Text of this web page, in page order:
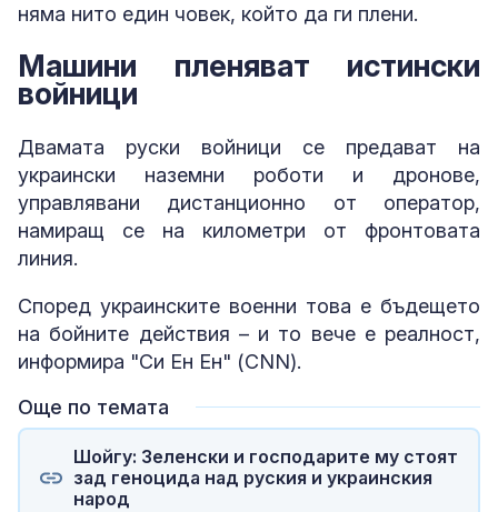
няма нито един човек, който да ги плени.
Машини пленяват истински
войници
Двамата руски войници се предават на
украински наземни роботи и дронове,
управлявани дистанционно от оператор,
намиращ се на километри от фронтовата
линия.
Според украинските военни това е бъдещето
на бойните действия – и то вече е реалност,
информира "Си Ен Ен" (CNN).
Още по темата
Шойгу: Зеленски и господарите му стоят
зад геноцида над руския и украинския
народ